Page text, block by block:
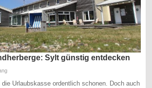
Sylt günstig entdecken
Urlaubskasse ordentlich schonen. Doch auch